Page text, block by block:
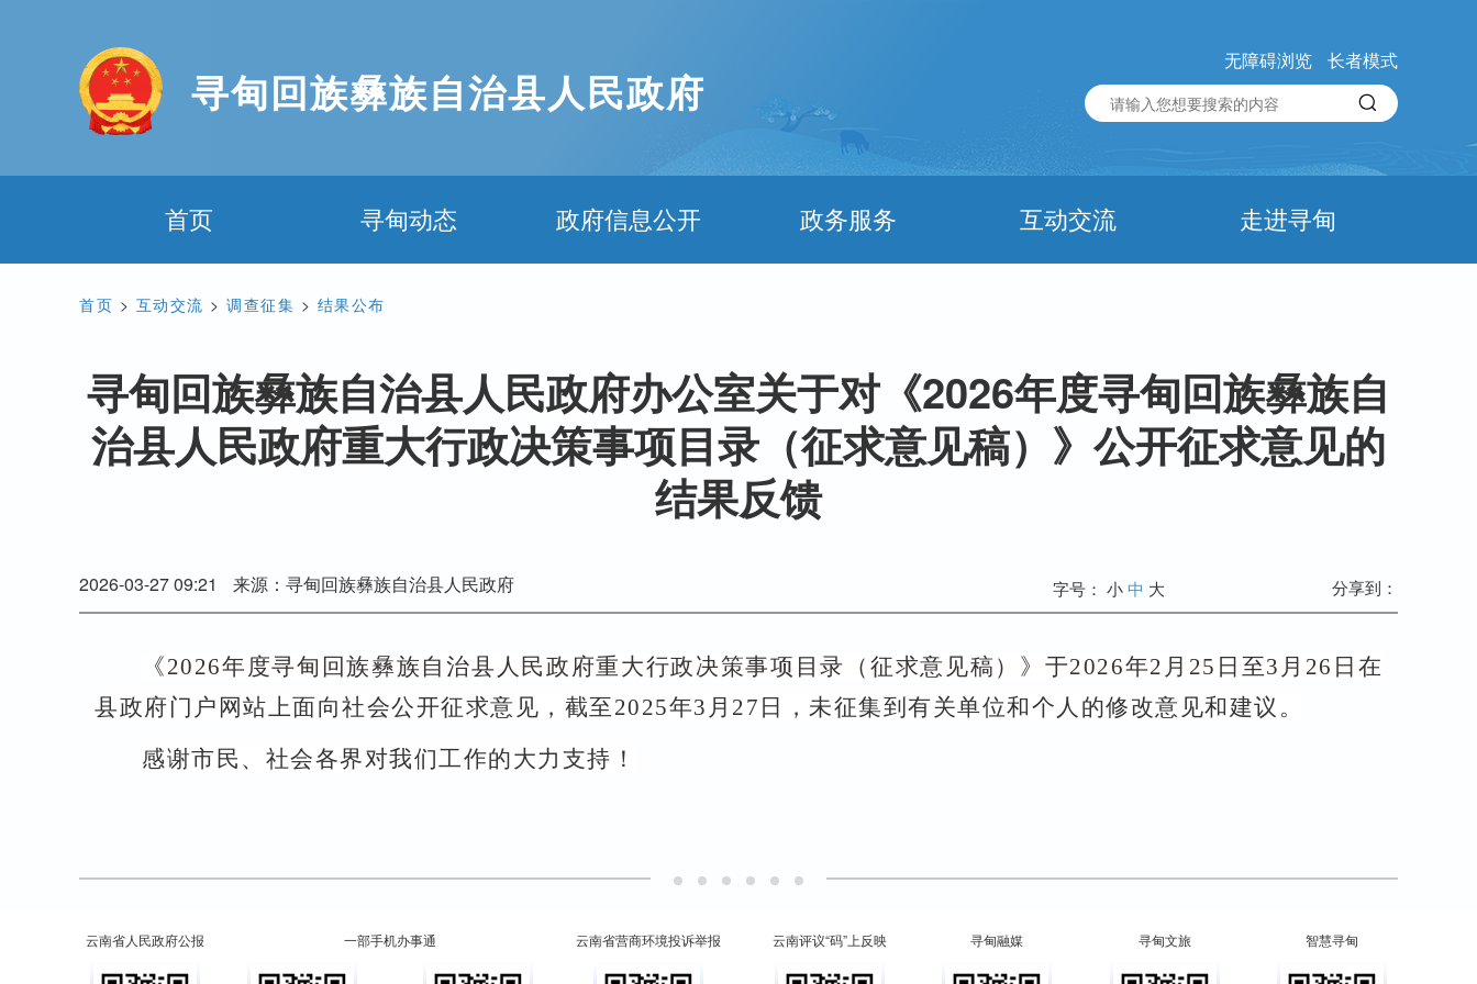
寻甸回族彝族自治县人民政府
无障碍浏览 长者模式
首页 寻甸动态 政府信息公开 政务服务 互动交流 走进寻甸
首页 > 互动交流 > 调查征集 > 结果公布
寻甸回族彝族自治县人民政府办公室关于对《2026年度寻甸回族彝族自
治县人民政府重大行政决策事项目录（征求意见稿）》公开征求意见的
结果反馈
2026-03-27 09:21 来源：寻甸回族彝族自治县人民政府 字号： 小中 大 分享到：
《2026年度寻甸回族彝族自治县人民政府重大行政决策事项目录（征求意见稿）》于2026年2 月 25 日至3 月 26 日在
县政府门户网站上面向社会公开征求意见，截至2025年3 月 27 日，未征集到有关单位和个人的修改意见和建议。
感谢市民、社会各界对我们工作的大力支持！
云南省人民政府公报 一部手机办事通 云南省营商环境投诉举报 云南评议“码”上反映 寻甸融媒 寻甸文旅 智慧寻甸